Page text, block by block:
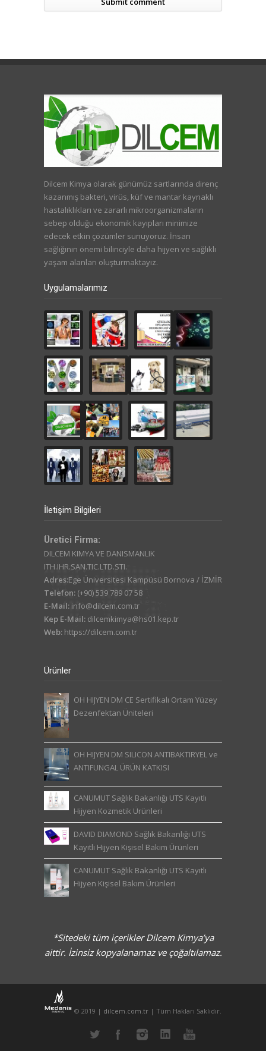
Dilcem Kimya olarak günümüz sartlarında direnç
kazanmış bakteri, virüs, küf ve mantar kaynaklı
hastalıklıkları ve zararlı mikroorganizmaların
sebep olduğu ekonomik kayıpları minimize
edecek etkin çözümler sunuyoruz. İnsan
sağlığının önemi bilinciyle daha hijyen ve sağlıklı
yaşam alanları oluşturmaktayız.
Uygulamalarımız
İletişim Bilgileri
Üretici Firma:
DILCEM KIMYA VE DANISMANLIK
ITH.IHR.SAN.TIC.LTD.STI.
Adres:Ege Üniversitesi Kampüsü Bornova / İZMİR
Telefon: (+90) 539 789 07 58
E-Mail: info@dilcem.com.tr
Kep E-Mail: dilcemkimya@hs01.kep.tr
Web: https://dilcem.com.tr
Ürünler
OH HIJYEN DM CE Sertifikalı Ortam Yüzey
Dezenfektan Üniteleri
OH HIJYEN DM SILICON ANTIBAKTIRYEL ve
ANTIFUNGAL ÜRÜN KATKISI
CANUMUT Sağlık Bakanlığı UTS Kayıtlı
Hijyen Kozmetik Ürünleri
DAVID DIAMOND Sağlık Bakanlığı UTS
Kayıtlı Hijyen Kişisel Bakım Ürünleri
CANUMUT Sağlık Bakanlığı UTS Kayıtlı
Hijyen Kişisel Bakım Ürünleri
*Sitedeki tüm içerikler Dilcem Kimya’ya
aittir. İzinsiz kopyalanamaz ve çoğaltılamaz.
© 2019 | dilcem.com.tr| Tüm Hakları Saklıdır.